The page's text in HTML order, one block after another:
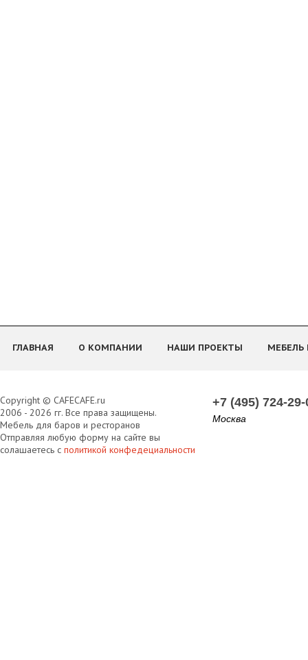
ГЛАВНАЯ О КОМПАНИИ НАШИ ПРОЕКТЫ
Copyright © CAFECAFE.ru
2006 - 2026 гг. Все права защищены.
Мебель для баров и ресторанов
Отправляя любую форму на сайте вы
солашаетесь с политикой конфедециальности
+7 (495) 724-29-
Москва